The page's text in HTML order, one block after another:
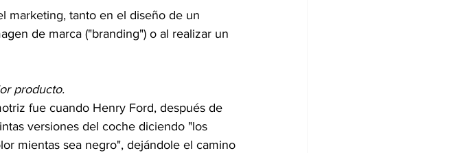
marketing, tanto en el diseño de un
de marca ("branding") o al realizar un
producto.
fue cuando Henry Ford, después de
versiones del coche diciendo "los
mientas sea negro", dejándole el camino